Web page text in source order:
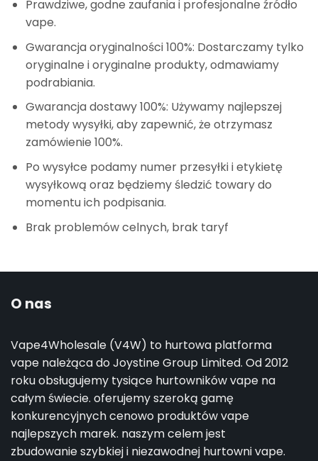
Prawdziwe, godne zaufania i profesjonalne źródło
vape.
Gwarancja oryginalności 100%: Dostarczamy tylko
oryginalne i oryginalne produkty, odmawiamy
podrabiania.
Gwarancja dostawy 100%: Używamy najlepszej
metody wysyłki, aby zapewnić, że otrzymasz
zamówienie 100%.
Po wysyłce podamy numer przesyłki i etykietę
wysyłkową oraz będziemy śledzić towary do
momentu ich podpisania.
Brak problemów celnych, brak taryf
O nas
Vape4Wholesale (V4W) to hurtowa platforma
vape należąca do Joystine Group Limited. Od 2012
roku obsługujemy tysiące hurtowników vape na
całym świecie. oferujemy szeroką gamę
konkurencyjnych cenowo produktów vape
najlepszych marek. naszym celem jest
zbudowanie szybkiej i niezawodnej hurtowni vape.